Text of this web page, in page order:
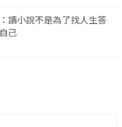
讀小說不是為了找人生答
己